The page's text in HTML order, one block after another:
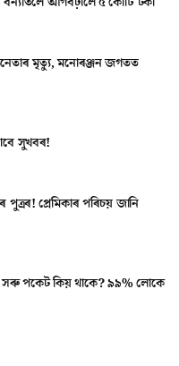
মৃত্যু, মনোৰঞ্জন জগতত
সুখবৰ!
প্ৰেমিকাৰ পৰিচয় জানি
পকেট কিয় থাকে? ৯৯% লোকে